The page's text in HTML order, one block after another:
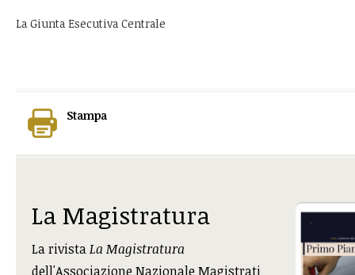
La Giunta Esecutiva Centrale
Stampa
La Magistratura
La rivistaLa Magistratura
dell'Associazione Nazionale Magistrati